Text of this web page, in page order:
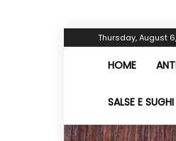
Thursday, August
HOME
SALSE E SUGHI